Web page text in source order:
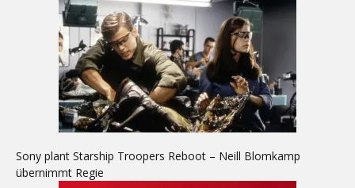
Sony plant Starship Troopers Reboot – Neill Blomkamp
übernimmt Regie